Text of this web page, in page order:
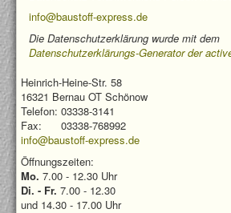
info@baustoff-express.de
Die Datenschutzerklärung wurde mit dem
Datenschutzerklärungs-Generator der
Heinrich-Heine-Str. 58
16321 Bernau OT Schönow
Telefon: 03338-3141
Fax: 03338-768992
info@baustoff-express.de
Öffnungszeiten:
Mo. 7.00 - 12.30 Uhr
Di. - Fr. 7.00 - 12.30
und 14.30 - 17.00 Uhr